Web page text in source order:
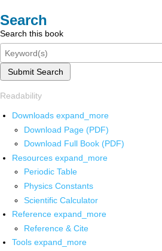
Search
Search this book
Submit Search
Readability
Downloads expand_more
Download Page (PDF)
Download Full Book (PDF)
Resources expand_more
Periodic Table
Physics Constants
Scientific Calculator
Reference expand_more
Reference & Cite
Tools expand_more